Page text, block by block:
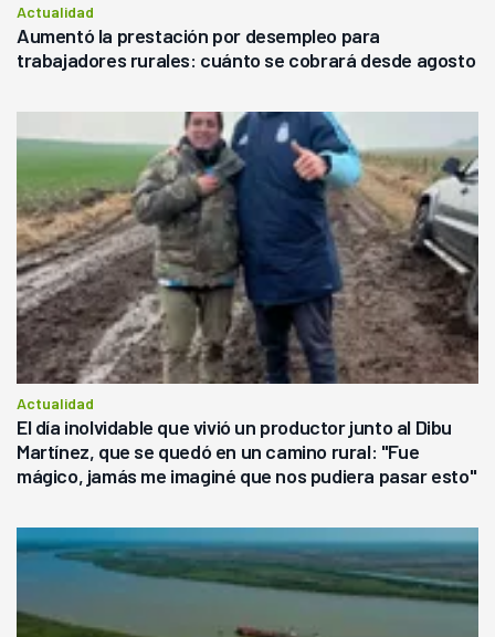
Actualidad
Aumentó la prestación por desempleo para
trabajadores rurales: cuánto se cobrará desde agosto
Actualidad
El día inolvidable que vivió un productor junto al Dibu
Martínez, que se quedó en un camino rural: "Fue
mágico, jamás me imaginé que nos pudiera pasar esto"